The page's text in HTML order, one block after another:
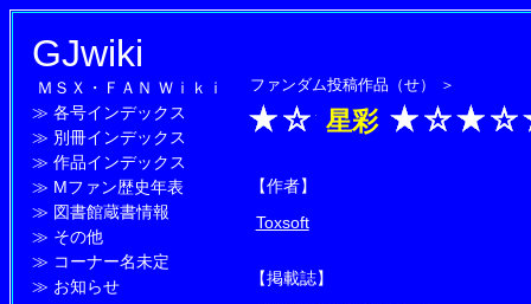
GJwiki
ＭＳＸ・ＦＡＮ Ｗｉｋｉ
≫ 各号インデックス
≫ 別冊インデックス
≫ 作品インデックス
≫ Mファン歴史年表
≫ 図書館蔵書情報
≫ その他
≫ コーナー名未定
≫ お知らせ
ファンダム投稿作品（せ） ＞
星彩
【作者】
Toxsoft
【掲載誌】